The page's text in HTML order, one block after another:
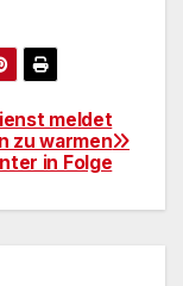
meldet
zu warmen
in Folge